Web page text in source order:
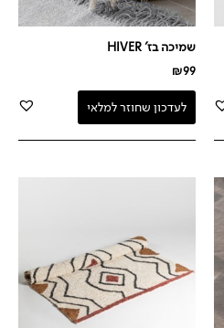
שמיכה בז' HIVER
₪99
לעדכון שחוזר למלאי